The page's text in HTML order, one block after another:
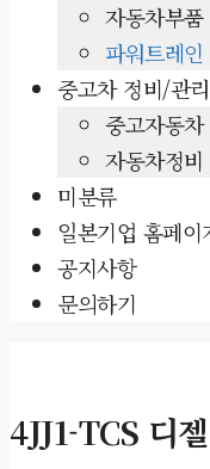
자동차부품
파워트레인
중고차 정비/관리
중고자동차
자동차정비
미분류
일본기업 홈페이
공지사항
문의하기
4JJ1-TCS 디